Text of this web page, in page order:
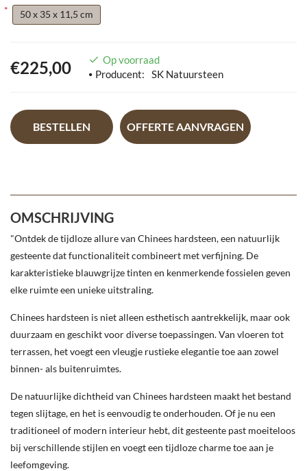
€225,00
Op voorraad
Producent:
SK Natuursteen
50 x 35 x 11,5 cm
BESTELLEN OFFERTE AANVRAGEN
OMSCHRIJVING
"Ontdek de tijdloze allure van Chinees hardsteen, een natuurlijk
gesteente dat functionaliteit combineert met verfijning. De
karakteristieke blauwgrijze tinten en kenmerkende fossielen geven
elke ruimte een unieke uitstraling.
Chinees hardsteen is niet alleen esthetisch aantrekkelijk, maar ook
duurzaam en geschikt voor diverse toepassingen. Van vloeren tot
terrassen, het voegt een vleugje rustieke elegantie toe aan zowel
binnen- als buitenruimtes.
De natuurlijke dichtheid van Chinees hardsteen maakt het bestand
tegen slijtage, en het is eenvoudig te onderhouden. Of je nu een
traditioneel of modern interieur hebt, dit gesteente past moeiteloos
bij verschillende stijlen en voegt een tijdloze charme toe aan je
leefomgeving.